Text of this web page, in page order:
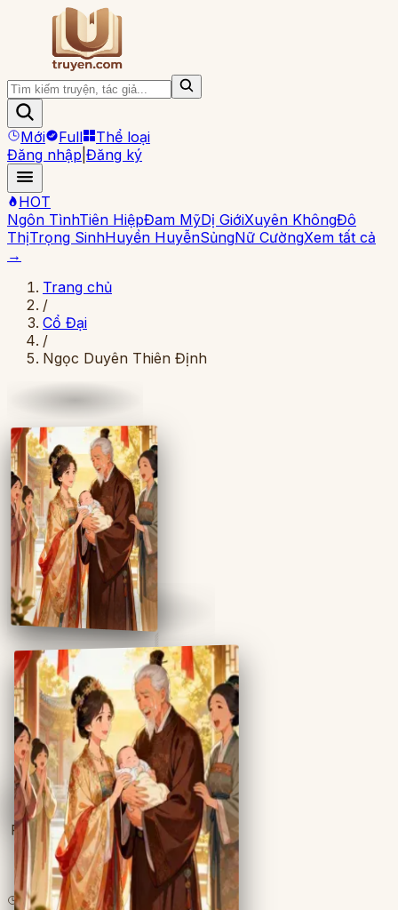
Mới Full
Thể loại
Đăng nhập Đăng ký
HOT
Ngôn TìnhTiên HiệpĐam MỹDị GiớiXuyên KhôngĐô
ThịTrọng SinhHuyền HuyễnSủngNữ CườngXem tất cả
→
Trang chủ
/
Cổ Đại
/
Ngọc Duyên Thiên Định
Full
18lượt đọc· 5 chương